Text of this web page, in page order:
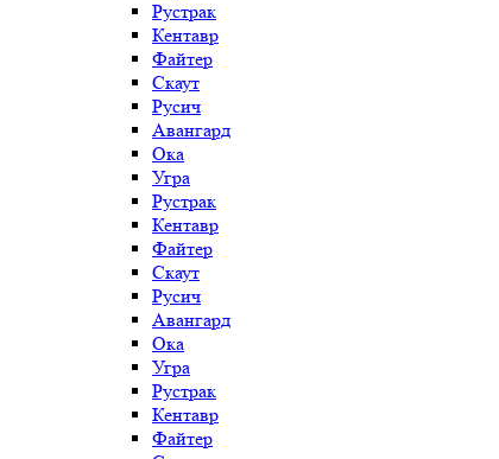
Рустрак
Кентавр
Файтер
Скаут
Русич
Авангард
Ока
Угра
Рустрак
Кентавр
Файтер
Скаут
Русич
Авангард
Ока
Угра
Рустрак
Кентавр
Файтер